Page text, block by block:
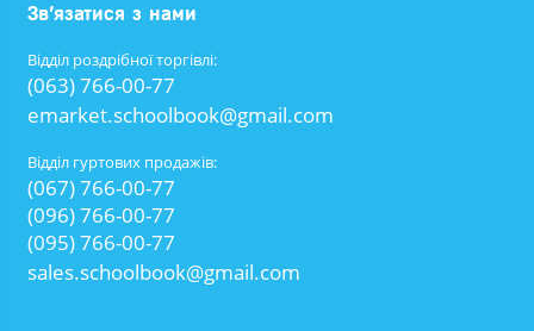
Зв’язатися з нами
Відділ роздрібної торгівлі:
(063) 766-00-77
emarket.schoolbook@gmail.com
Відділ гуртових продажів:
(067) 766-00-77
(096) 766-00-77
(095) 766-00-77
sales.schoolbook@gmail.com